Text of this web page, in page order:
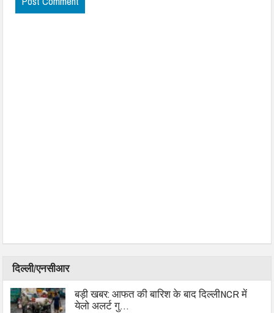
दिल्ली/एनसीआर
बड़ी खबर: आफत की बारिश के बाद दिल्लीNCR में
येलो अलर्ट गु…